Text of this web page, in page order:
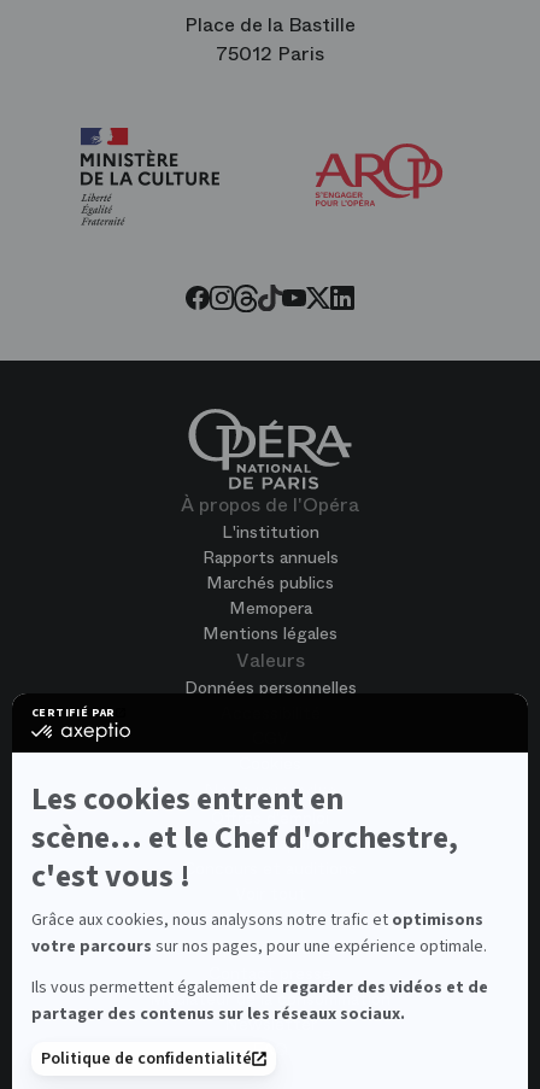
CERTIFIÉ PAR
certifié
En
plus
Axeptio
Les cookies entrent en
scène... et le Chef d'orchestre,
c'est vous !
Grâce aux cookies, nous analysons notre trafic et optimisons
votre parcours sur nos pages, pour une expérience optimale.
Ils vous permettent également de regarder des vidéos et de
partager des contenus sur les réseaux sociaux.
Politique de confidentialité
Place de la Bastille
75012 Paris
Facebook
Instagram
Threads
Tiktok
Youtube
Twitter
LinkedIn
À propos de l'Opéra
L'institution
Rapports annuels
Marchés publics
Memopera
Mentions légales
Valeurs
Données personnelles
Nous rejoindre
Offres d'emploi
Candidature spontanée
Concours et auditions
Contacts
Contacts spectateurs et visiteurs
Médiateur de la consommation
Newsletter
FAQ